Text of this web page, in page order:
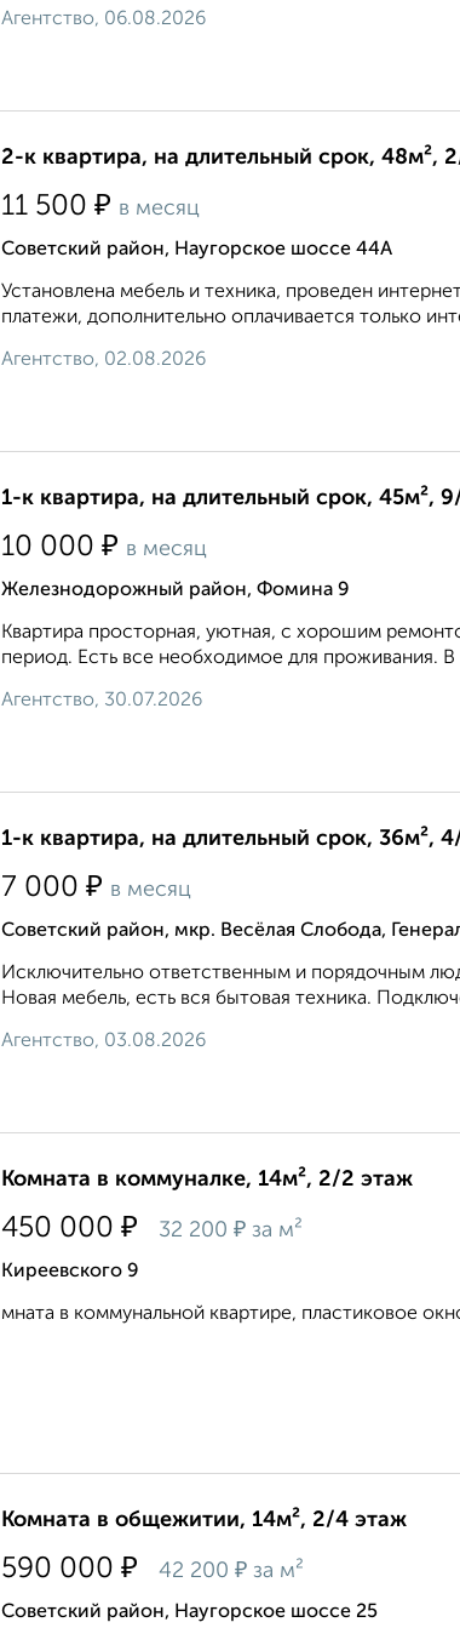
Агентство, 06.08.2026
2-к квартира, на длительный срок, 48м²,
11 500 ₽ в месяц
Советский район, Наугорское шоссе 44А
Установлена мебель и техника, проведен
платежи, дополнительно оплачивается только
Агентство, 02.08.2026
1-к квартира, на длительный срок, 45м²,
10 000 ₽ в месяц
Железнодорожный район, Фомина 9
Квартира просторная, уютная, с хорошим
период. Есть все необходимое для проживания. В
Агентство, 30.07.2026
1-к квартира, на длительный срок, 36м²,
7 000 ₽ в месяц
Советский район, мкр. Весёлая Слобода,
Исключительно ответственным и порядочным
Новая мебель, есть вся бытовая техника.
Агентство, 03.08.2026
Комната в коммуналке, 14м², 2/2 этаж
450 000 ₽ 32 200 ₽ за м²
Киреевского 9
мната в коммунальной квартире, пластиковое
Комната в общежитии, 14м², 2/4 этаж
590 000 ₽ 42 200 ₽ за м²
Советский район, Наугорское шоссе 25